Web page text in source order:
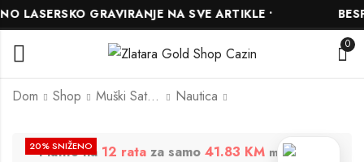
GRAVIRANJE NA SVE ARTIKLE •
0
Dom Shop Muški Satovi Nautica
Nautica NAPNSF306
Nautica NAPICS006
20% SNIŽENO
Platite na 12 rataza samo 41.83 KM mjesečno